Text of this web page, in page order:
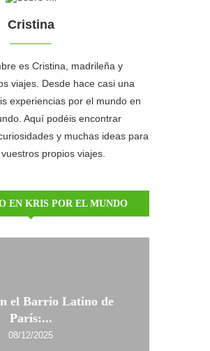
Cristina
es Cristina, madrileña y
viajes. Desde hace casi una
experiencias por el mundo en
Aquí podéis encontrar
y muchas ideas para
propios viajes.
EN KRIS POR EL MUNDO
el Barrio Latino de
París:...
08/12/2025